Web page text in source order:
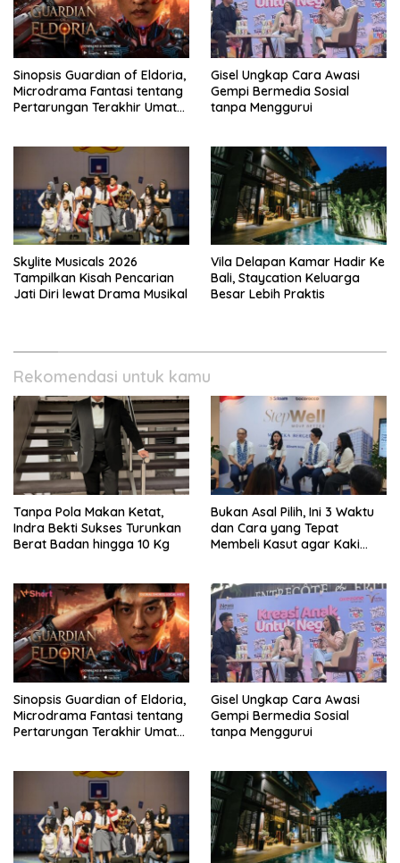
Sinopsis Guardian of Eldoria,
Microdrama Fantasi tentang
Pertarungan Terakhir Umat
Gisel Ungkap Cara Awasi
Gempi Bermedia Sosial
tanpa Menggurui
Skylite Musicals 2026
Tampilkan Kisah Pencarian
Jati Diri lewat Drama Musikal
Vila Delapan Kamar Hadir Ke
Bali, Staycation Keluarga
Besar Lebih Praktis
Rekomendasi untuk kamu
Tanpa Pola Makan Ketat,
Indra Bekti Sukses Turunkan
Berat Badan hingga 10 Kg
Bukan Asal Pilih, Ini 3 Waktu
dan Cara yang Tepat
Membeli Kasut agar Kaki
Sinopsis Guardian of Eldoria,
Microdrama Fantasi tentang
Pertarungan Terakhir Umat
Gisel Ungkap Cara Awasi
Gempi Bermedia Sosial
tanpa Menggurui